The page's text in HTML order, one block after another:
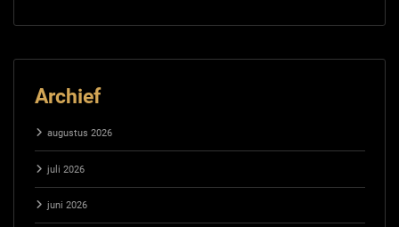
Archief
augustus 2026
juli 2026
juni 2026